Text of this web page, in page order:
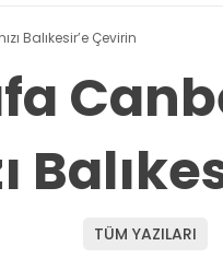
Balıkesir’e Çevirin
TÜM YAZILARI